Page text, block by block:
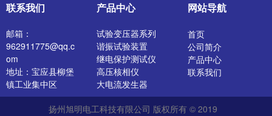
联系我们
邮箱：
962911775@qq.c
om
地址：宝应县柳堡
镇工业集中区
产品中心
试验变压器系列
谐振试验装置
继电保护测试仪
高压核相仪
大电流发生器
开关特性测试仪
高压发生器
网站导航
首页
公司简介
产品中心
联系我们
扬州旭明电工科技有限公司 版权所有 © 2019